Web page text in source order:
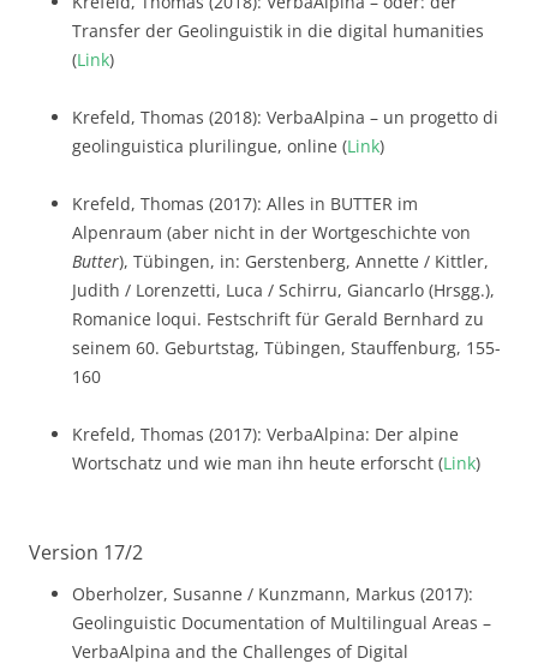
Transfer der Geolinguistik in die digital humanities
(Link)
Krefeld, Thomas (2018): VerbaAlpina – un progetto di
geolinguistica plurilingue, online (Link)
Krefeld, Thomas (2017): Alles in BUTTER im
Alpenraum (aber nicht in der Wortgeschichte von
Butter), Tübingen, in: Gerstenberg, Annette / Kittler,
Judith / Lorenzetti, Luca / Schirru, Giancarlo (Hrsgg.),
Romanice loqui. Festschrift für Gerald Bernhard zu
seinem 60. Geburtstag, Tübingen, Stauffenburg, 155-
160
Krefeld, Thomas (2017): VerbaAlpina: Der alpine
Wortschatz und wie man ihn heute erforscht (Link)
Version 17/2
Oberholzer, Susanne / Kunzmann, Markus (2017):
Geolinguistic Documentation of Multilingual Areas –
VerbaAlpina and the Challenges of Digital